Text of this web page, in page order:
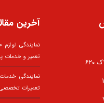
آخرین
تعمیر و خدمات
نمایندگی
تعمیرات